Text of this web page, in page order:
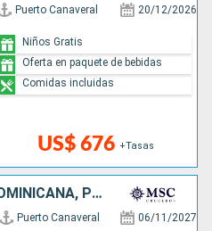
Puerto Canaveral 20/12/2026
US$ 676 +Tasas
Niños Gratis
Oferta en paquete de bebidas
Comidas incluidas
BAHAMAS, REPÚBLICA DOMINICANA, PUERTO RICO, ESTADOS UNIDOS
Puerto Canaveral 06/11/2027